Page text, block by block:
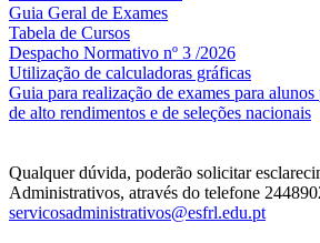
Guia Geral de Exames
Tabela de Cursos
Despacho Normativo nº 3 /2026
Utilização de calculadoras gráficas
Guia para realização de exames para
de alto rendimentos e de seleções nacionais
Qualquer dúvida, poderão solicitar
Administrativos, através do telefone
servicosadministrativos@esfrl.edu.pt